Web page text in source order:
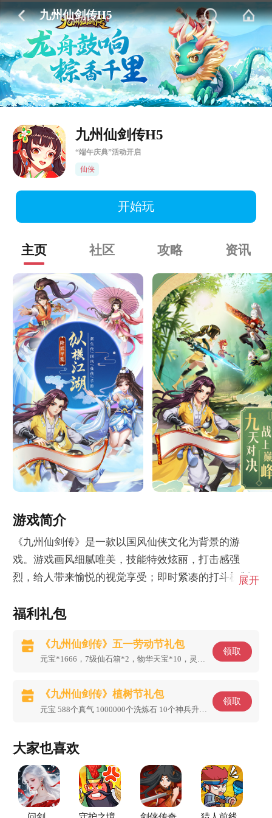
九州仙剑传H5
九州仙剑传H5
“端午庆典”活动开启
仙侠
开始玩
主页 社区 攻略 资讯
游戏简介
展开
《九州仙剑传》是一款以国风仙侠文化为背景的游
戏。游戏画风细腻唯美，技能特效炫丽，打击感强
烈，给人带来愉悦的视觉享受；即时紧凑的打斗机制
福利礼包
《九州仙剑传》五一劳动节礼包
元宝*1666，7级仙石箱*2，物华天宝*10，灵宠进阶丹*30
领取
《九州仙剑传》植树节礼包
领取
大家也喜欢